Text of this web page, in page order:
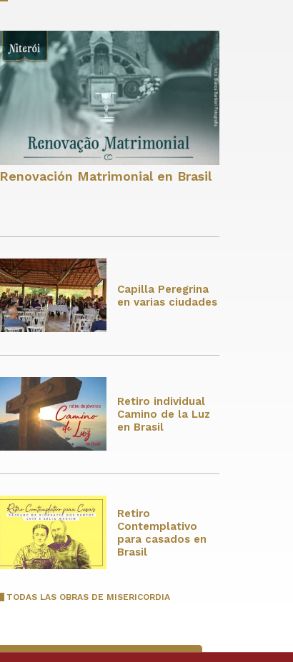
Renovación Matrimonial en Brasil
Capilla Peregrina
en varias ciudades
Retiro individual
Camino de la Luz
en Brasil
Retiro
Contemplativo
para casados en
Brasil
TODAS LAS OBRAS DE MISERICORDIA